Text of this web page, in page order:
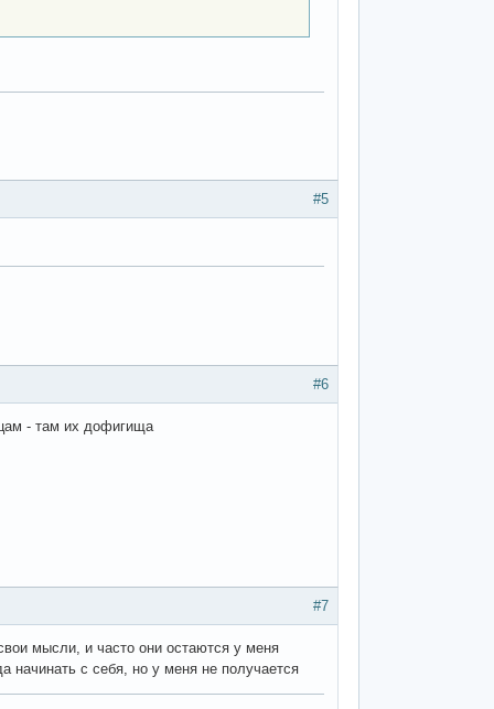
#5
#6
- там их дофигища
#7
мысли, и часто они остаются у меня
начинать с себя, но у меня не получается